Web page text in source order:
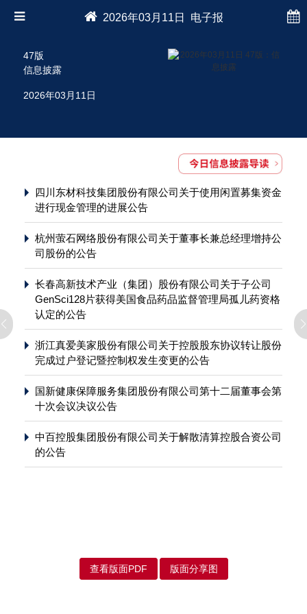
2026年03月11日 电子报
47版
信息披露
2026年03月11日
四川东材科技集团股份有限公司关于使用闲置募集资金
进行现金管理的进展公告
杭州萤石网络股份有限公司关于董事长兼总经理增持公
司股份的公告
长春高新技术产业（集团）股份有限公司关于子公司
GenSci128片获得美国食品药品监督管理局孤儿药资格
认定的公告
浙江真爱美家股份有限公司关于控股股东协议转让股份
完成过户登记暨控制权发生变更的公告
国新健康保障服务集团股份有限公司第十二届董事会第
十次会议决议公告
中百控股集团股份有限公司关于解散清算控股合资公司
的公告
查看版面PDF 版面分享图